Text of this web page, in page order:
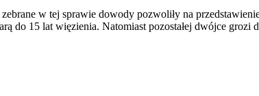
w tej sprawie dowody pozwoliły na
do 15 lat więzienia. Natomiast pozostałej dwójce grozi